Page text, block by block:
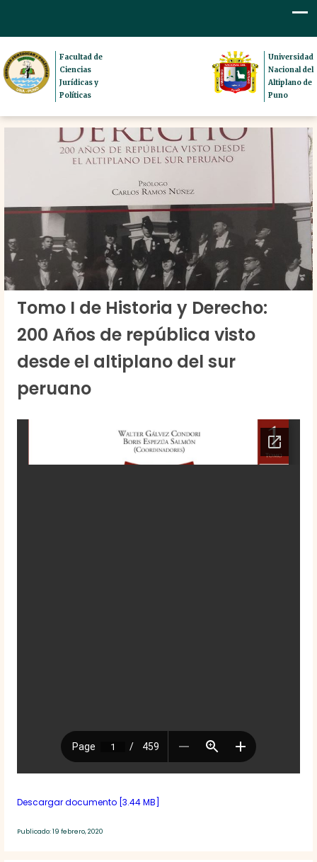
Facultad de
Ciencias
Jurídicas y
Políticas
Universidad
Nacional del
Altiplano de
Puno
Tomo I de Historia y Derecho:
200 Años de república visto
desde el altiplano del sur
peruano
Descargar documento [3.44 MB]
Publicado: 19 febrero, 2020